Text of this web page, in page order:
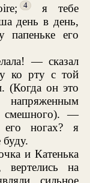
4 я тебе
день в день,
папеньке его
— сказал
ко рту с той
(Когда он это
смешного). —
ногах? я
буду.
и Катенька
вертелись на